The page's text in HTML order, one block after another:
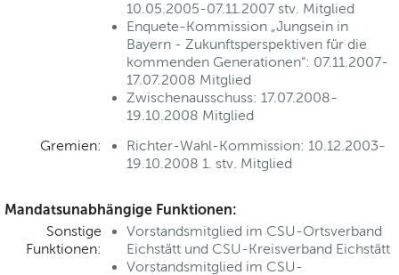
10.05.2005-07.11.2007 stv. Mitglied
Enquete-Kommission „Jungsein in
Bayern - Zukunftsperspektiven für die
kommenden Generationen“: 07.11.2007-
17.07.2008 Mitglied
Zwischenausschuss: 17.07.2008-
19.10.2008 Mitglied
Gremien:
Richter-Wahl-Kommission: 10.12.2003-
19.10.2008 1. stv. Mitglied
Mandatsunabhängige Funktionen:
Sonstige
Funktionen:
Vorstandsmitglied im CSU-Ortsverband
Eichstätt und CSU-Kreisverband Eichstätt
Vorstandsmitglied im CSU-